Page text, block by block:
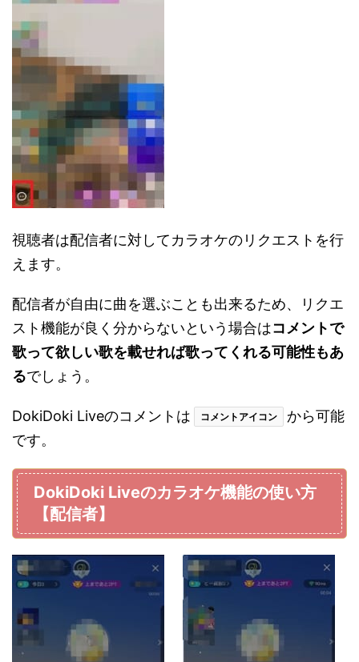
視聴者は配信者に対してカラオケのリクエストを行
えます。
配信者が自由に曲を選ぶことも出来るため、リクエ
スト機能が良く分からないという場合はコメントで
歌って欲しい歌を載せれば歌ってくれる可能性もあ
るでしょう。
DokiDoki Liveのコメントは コメントアイコン
から可能
です。
DokiDoki Liveのカラオケ機能の使い方
【配信者】